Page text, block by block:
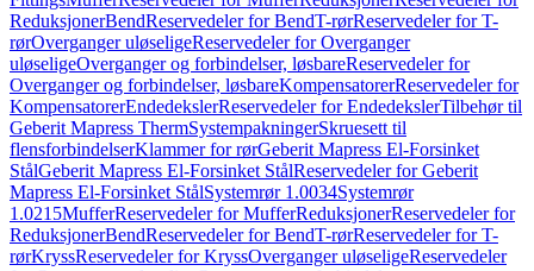
ReduksjonerBendReservedeler for BendT-rørReservedeler for T-
rørOverganger uløseligeReservedeler for Overganger
uløseligeOverganger og forbindelser, løsbareReservedeler for
Overganger og forbindelser, løsbareKompensatorerReservedeler for
KompensatorerEndedekslerReservedeler for EndedekslerTilbehør til
Geberit Mapress ThermSystempakningerSkruesett til
flensforbindelserKlammer for rørGeberit Mapress El-Forsinket
StålGeberit Mapress El-Forsinket StålReservedeler for Geberit
Mapress El-Forsinket StålSystemrør 1.0034Systemrør
1.0215MufferReservedeler for MufferReduksjonerReservedeler for
ReduksjonerBendReservedeler for BendT-rørReservedeler for T-
rørKryssReservedeler for KryssOverganger uløseligeReservedeler